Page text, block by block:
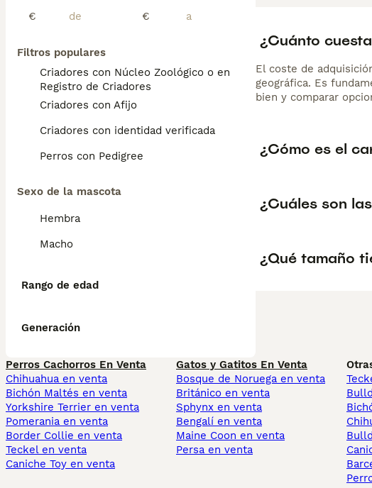
€
€
Filtros populares
Criadores con Núcleo Zoológico o en el
Registro de Criadores
Criadores con Afijo
Criadores con identidad verificada
Perros con Pedigree
Sexo de la mascota
Hembra
Macho
Rango de edad
Generación
¿Cuánto
El coste de
geográfica. Es
bien y comparar
¿Cómo es el
¿Cuáles son
¿Qué tamaño
Perros Cachorros En Venta
Chihuahua en venta
Bichón Maltés en venta
Yorkshire Terrier en venta
Pomerania en venta
Border Collie en venta
Teckel en venta
Caniche Toy en venta
Gatos y Gatitos En Venta
Bosque de Noruega en venta
Británico en venta
Sphynx en venta
Bengalí en venta
Maine Coon en venta
Persa en venta